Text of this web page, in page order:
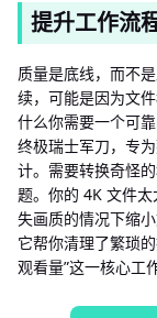
提升工作流
质量是底线，而不
续，可能是因为文
什么你需要一个可
终极瑞士军刀，专
计。需要转换奇怪
题。你的 4K 文件
失画质的情况下缩
它帮你清理了繁琐
观看量”这一核心工作